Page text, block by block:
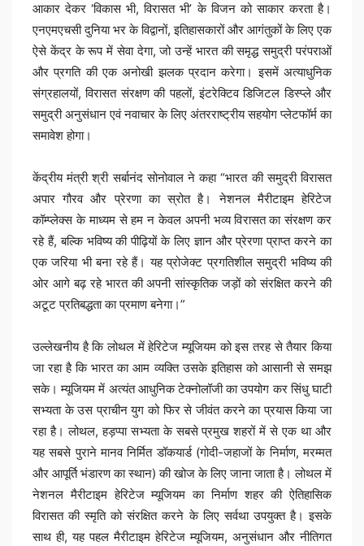
आकार देकर ‘विकास भी, विरासत भी’ के विजन को साकार करता है।
एनएमएचसी दुनिया भर के विद्वानों, इतिहासकारों और आगंतुकों के लिए एक
ऐसे केंद्र के रूप में सेवा देगा, जो उन्हें भारत की समृद्ध समुद्री परंपराओं
और प्रगति की एक अनोखी झलक प्रदान करेगा। इसमें अत्याधुनिक
संग्रहालयों, विरासत संरक्षण की पहलों, इंटरेक्टिव डिजिटल डिस्प्ले और
समुद्री अनुसंधान एवं नवाचार के लिए अंतरराष्ट्रीय सहयोग प्लेटफॉर्म का
समावेश होगा।
केंद्रीय मंत्री श्री सर्बानंद सोनोवाल ने कहा “भारत की समुद्री विरासत
अपार गौरव और प्रेरणा का स्रोत है। नेशनल मैरीटाइम हेरिटेज
कॉम्प्लेक्स के माध्यम से हम न केवल अपनी भव्य विरासत का संरक्षण कर
रहे हैं, बल्कि भविष्य की पीढ़ियों के लिए ज्ञान और प्रेरणा प्राप्त करने का
एक जरिया भी बना रहे हैं। यह प्रोजेक्ट प्रगतिशील समुद्री भविष्य की
ओर आगे बढ़ रहे भारत की अपनी सांस्कृतिक जड़ों को संरक्षित करने की
अटूट प्रतिबद्धता का प्रमाण बनेगा।”
उल्लेखनीय है कि लोथल में हेरिटेज म्यूजियम को इस तरह से तैयार किया
जा रहा है कि भारत का आम व्यक्ति उसके इतिहास को आसानी से समझ
सके। म्यूजियम में अत्यंत आधुनिक टेक्नोलॉजी का उपयोग कर सिंधु घाटी
सभ्यता के उस प्राचीन युग को फिर से जीवंत करने का प्रयास किया जा
रहा है। लोथल, हड़प्पा सभ्यता के सबसे प्रमुख शहरों में से एक था और
यह सबसे पुराने मानव निर्मित डॉकयार्ड (गोदी-जहाजों के निर्माण, मरम्मत
और आपूर्ति भंडारण का स्थान) की खोज के लिए जाना जाता है। लोथल में
नेशनल मैरीटाइम हेरिटेज म्यूजियम का निर्माण शहर की ऐतिहासिक
विरासत की स्मृति को संरक्षित करने के लिए सर्वथा उपयुक्त है। इसके
साथ ही, यह पहल मैरीटाइम हेरिटेज म्यूजियम, अनुसंधान और नीतिगत